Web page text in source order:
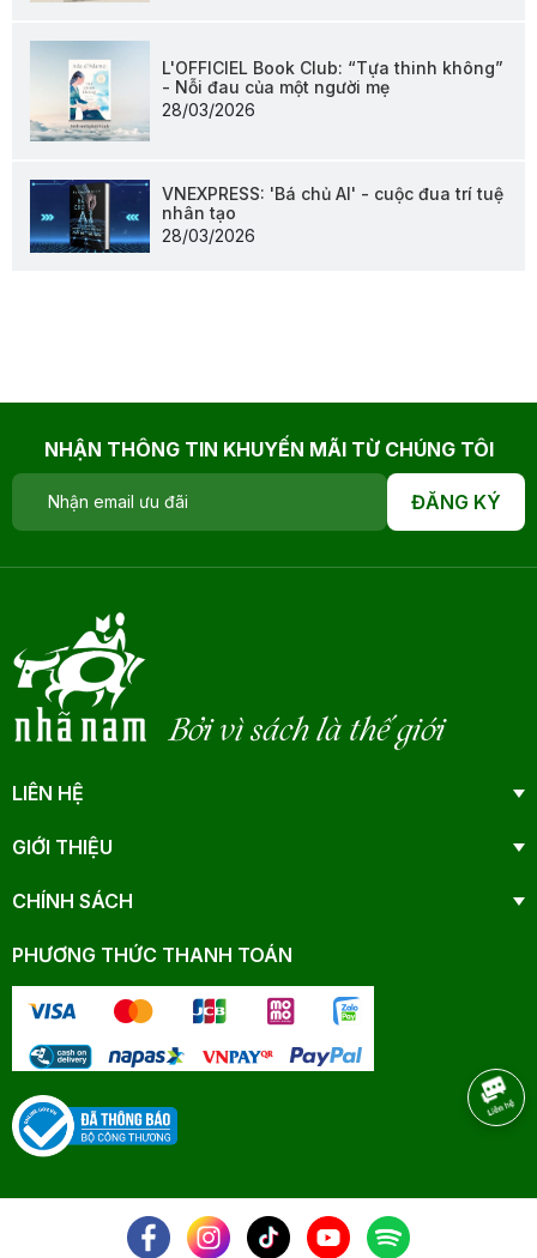
L'OFFICIEL Book Club: “Tựa thinh không”
- Nỗi đau của một người mẹ
28/03/2026
VNEXPRESS: 'Bá chủ AI' - cuộc đua trí tuệ
nhân tạo
28/03/2026
NHẬN THÔNG TIN KHUYẾN MÃI TỪ CHÚNG TÔI
ĐĂNG KÝ
Bởi vì sách là thế giới
LIÊN HỆ
GIỚI THIỆU
CHÍNH SÁCH
PHƯƠNG THỨC THANH TOÁN